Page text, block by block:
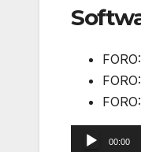
00:00